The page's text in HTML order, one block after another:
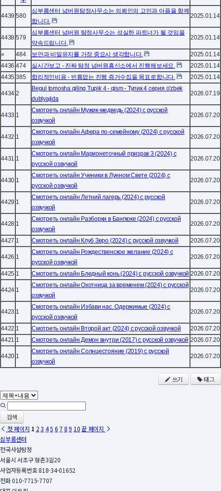
4439 580
심부름센터 넘버원탐정사무소는 의뢰인의 고민과 아픔을 함께
합니다.
2025.01.14
4438 579
심부름센터 넘버원 탐정사무소는 성실한 파트너가 될 것임을
약속드립니다.
2025.01.14
» 484 보안과 비밀유지를 가장 중요시 생각합니다.
2025.01.14
4436 474 실시간보고 - 진짜 탐정 넘버원흥신소에서 진행해보세요.
2025.01.14
4435 385 합리적인비용 - 빈틈없는 진행 증거수집을 목표로합니다. 2025.01.14
4434 2
Bepul tomosha qiling Tupik 4 - qism - Тупик 4 серия o'zbek
dublyajida
2026.07.19
4433 1
Смотреть онлайн Мужик-медведь (2024) с русской
озвучкой
2026.07.20
4432 1
Смотреть онлайн Афера по-семейному (2024) с русской
озвучкой
2026.07.20
4431 1
Смотреть онлайн Марионеточный призрак 3 (2024) с
русской озвучкой
2026.07.20
4430 1
Смотреть онлайн Ученики в Лунном Свете (2024) с
русской озвучкой
2026.07.20
4429 1
Смотреть онлайн Летний лагерь (2024) с русской
озвучкой
2026.07.20
4428 1
Смотреть онлайн Разборки в Бангкоке (2024) с русской
озвучкой
2026.07.20
4427 1 Смотреть онлайн Клуб Зеро (2024) с русской озвучкой 2026.07.20
4426 1
Смотреть онлайн Рождественское желание (2024) с
русской озвучкой
2026.07.20
4425 1 Смотреть онлайн Бледный конь (2024) с русской озвучкой 2026.07.20
4424 1
Смотреть онлайн Охотница за временем (2024) с русской
озвучкой
2026.07.20
4423 1
Смотреть онлайн Избави нас. Одержимые (2024) с
русской озвучкой
2026.07.20
4422 1 Смотреть онлайн Второй акт (2024) с русской озвучкой
2026.07.20
4421 1 Смотреть онлайн Демон внутри (2017) с русской озвучкой 2026.07.20
4420 1
Смотреть онлайн Солнцестояние (2019) с русской
озвучкой
2026.07.20
쓰기 태그
검색
첫 페이지 1 23 45 6 7 89 10 끝 페이지
심부름센터
전국사설탐정
서울시 서초구 형촌3길20
사업자등록번호 818-34-01652
전화 010-7715-7707